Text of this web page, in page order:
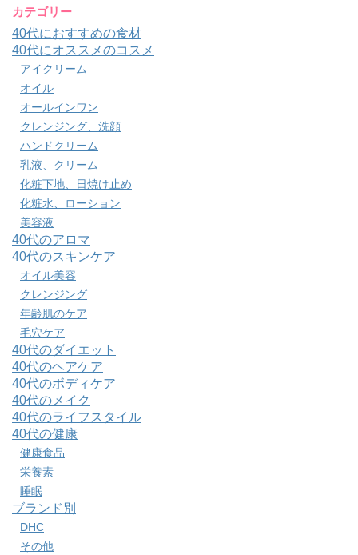
カテゴリー
40代におすすめの食材
40代にオススメのコスメ
アイクリーム
オイル
オールインワン
クレンジング、洗顔
ハンドクリーム
乳液、クリーム
化粧下地、日焼け止め
化粧水、ローション
美容液
40代のアロマ
40代のスキンケア
オイル美容
クレンジング
年齢肌のケア
毛穴ケア
40代のダイエット
40代のヘアケア
40代のボディケア
40代のメイク
40代のライフスタイル
40代の健康
健康食品
栄養素
睡眠
ブランド別
DHC
その他